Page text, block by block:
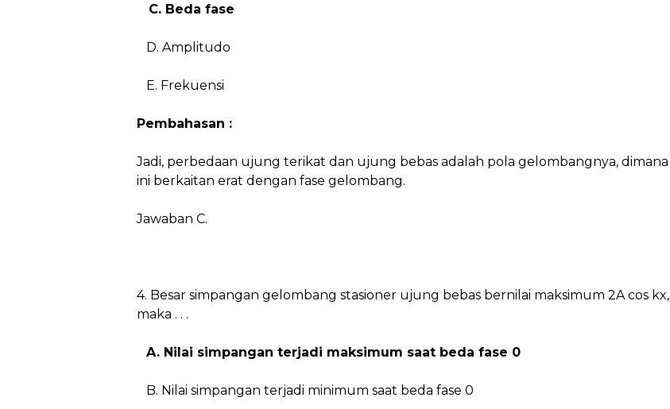
C. Beda fase
D. Amplitudo
E. Frekuensi
Pembahasan :
Jadi, perbedaan ujung terikat dan ujung bebas adalah pola gelombangnya, dimana
ini berkaitan erat dengan fase gelombang.
Jawaban C.
4. Besar simpangan gelombang stasioner ujung bebas bernilai maksimum 2A cos kx,
maka . . .
A. Nilai simpangan terjadi maksimum saat beda fase 0
B. Nilai simpangan terjadi minimum saat beda fase 0